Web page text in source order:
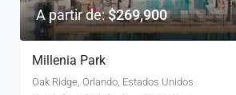
A partir de:$269,900
Millenia Park
Oak Ridge, Orlando, Estados Unidos